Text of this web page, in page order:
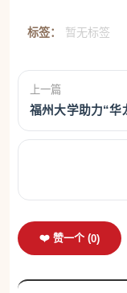
一纸家书联通
泉州代表团
泉州市档案馆编
“此行收获满
者介绍，泉州市
以来，这是与海
物，分为“侨批鉴
标签： 暂无标签
上一篇
福州大学助力“华
❤️ 赞一个 (0)